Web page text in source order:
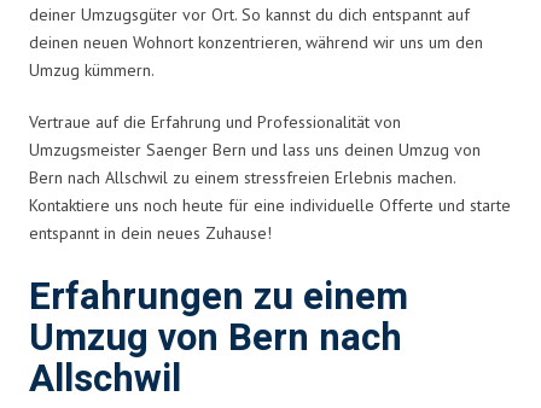
deiner Umzugsgüter vor Ort. So kannst du dich entspannt auf
deinen neuen Wohnort konzentrieren, während wir uns um den
Umzug kümmern.
Vertraue auf die Erfahrung und Professionalität von
Umzugsmeister Saenger Bern und lass uns deinen Umzug von
Bern nach Allschwil zu einem stressfreien Erlebnis machen.
Kontaktiere uns noch heute für eine individuelle Offerte und starte
entspannt in dein neues Zuhause!
Erfahrungen zu einem
Umzug von Bern nach
Allschwil